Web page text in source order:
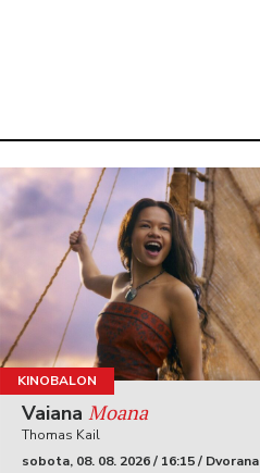
KINOBALON
Vaiana Moana
Thomas Kail
sobota, 08. 08. 2026 / 16:15 / Dvorana